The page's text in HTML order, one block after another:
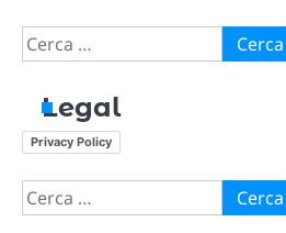
Ricerca
per:
Legal
Privacy Policy
Ricerca
per: